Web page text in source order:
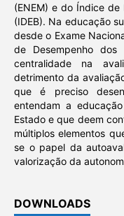
(ENEM) e do Índice de
(IDEB). Na educação
desde o Exame
de Desempenho dos
centralidade na
detrimento da
que é preciso
entendam a
Estado e que deem
múltiplos elementos
se o papel da
valorização da
DOWNLOADS